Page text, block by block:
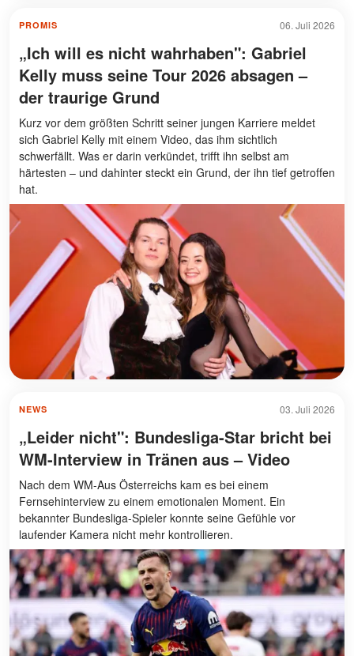
06. Juli 2026
PROMIS
„Ich will es nicht wahrhaben": Gabriel
Kelly muss seine Tour 2026 absagen –
der traurige Grund
Kurz vor dem größten Schritt seiner jungen Karriere meldet
sich Gabriel Kelly mit einem Video, das ihm sichtlich
schwerfällt. Was er darin verkündet, trifft ihn selbst am
härtesten – und dahinter steckt ein Grund, der ihn tief getroffen
hat.
03. Juli 2026
NEWS
„Leider nicht": Bundesliga-Star bricht bei
WM-Interview in Tränen aus – Video
Nach dem WM-Aus Österreichs kam es bei einem
Fernsehinterview zu einem emotionalen Moment. Ein
bekannter Bundesliga-Spieler konnte seine Gefühle vor
laufender Kamera nicht mehr kontrollieren.